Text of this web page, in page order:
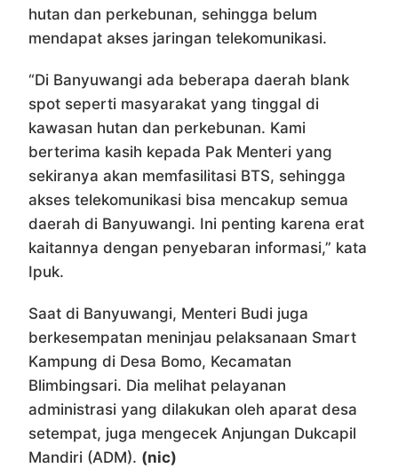
hutan dan perkebunan, sehingga belum
mendapat akses jaringan telekomunikasi.
“Di Banyuwangi ada beberapa daerah blank
spot seperti masyarakat yang tinggal di
kawasan hutan dan perkebunan. Kami
berterima kasih kepada Pak Menteri yang
sekiranya akan memfasilitasi BTS, sehingga
akses telekomunikasi bisa mencakup semua
daerah di Banyuwangi. Ini penting karena erat
kaitannya dengan penyebaran informasi,” kata
Ipuk.
Saat di Banyuwangi, Menteri Budi juga
berkesempatan meninjau pelaksanaan Smart
Kampung di Desa Bomo, Kecamatan
Blimbingsari. Dia melihat pelayanan
administrasi yang dilakukan oleh aparat desa
setempat, juga mengecek Anjungan Dukcapil
Mandiri (ADM). (nic)